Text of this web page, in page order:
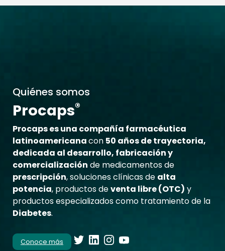
Quiénes somos
Procaps®
Procaps es una compañía farmacéutica
latinoamericanacon 50 años de trayectoria,
dedicada al desarrollo, fabricación y
comercialización de medicamentos de
prescripción, soluciones clínicas de alta
potencia, productos deventa libre (OTC) y
productos especializados como tratamiento de la
Diabetes.
Conoce más